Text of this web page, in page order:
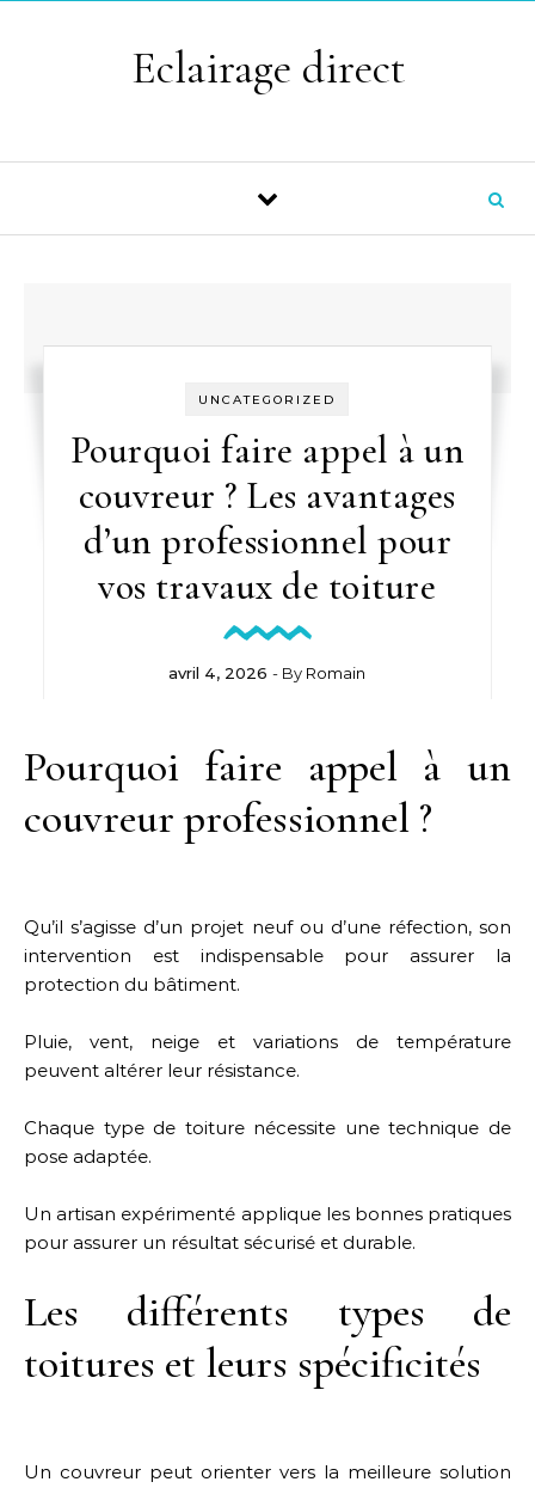
Eclairage direct
UNCATEGORIZED
Pourquoi faire appel à un
couvreur ? Les avantages
d’un professionnel pour
vos travaux de toiture
avril 4, 2026 - By Romain
Pourquoi faire appel à un
couvreur professionnel ?
Qu’il s’agisse d’un projet neuf ou d’une réfection, son
intervention est indispensable pour assurer la
protection du bâtiment.
Pluie, vent, neige et variations de température
peuvent altérer leur résistance.
Chaque type de toiture nécessite une technique de
pose adaptée.
Un artisan expérimenté applique les bonnes pratiques
pour assurer un résultat sécurisé et durable.
Les différents types de
toitures et leurs spécificités
Un couvreur peut orienter vers la meilleure solution